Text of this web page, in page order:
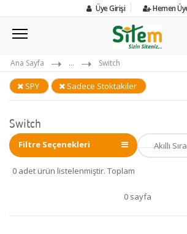
Üye Girişi Hemen
Ana Sayfa ... Switch
SPY Sadece Stoktakiler
Switch
Filtre Seçenekleri
0 adet ürün listelenmiştir. Toplam
0 sayfa